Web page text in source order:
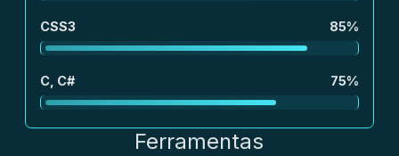
CSS3 85%
C, C# 75%
Ferramentas